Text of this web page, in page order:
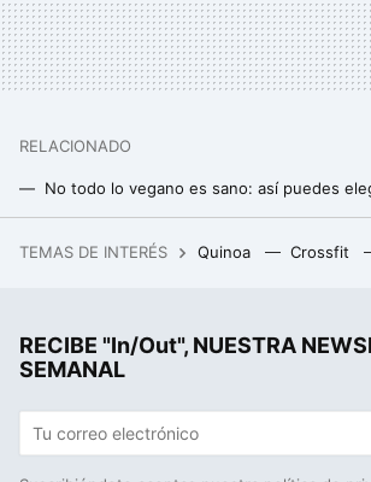
RELACIONADO
TEMAS DE INTERÉS Quinoa Crossfit
RECIBE "In/Out", NUESTRA
SEMANAL